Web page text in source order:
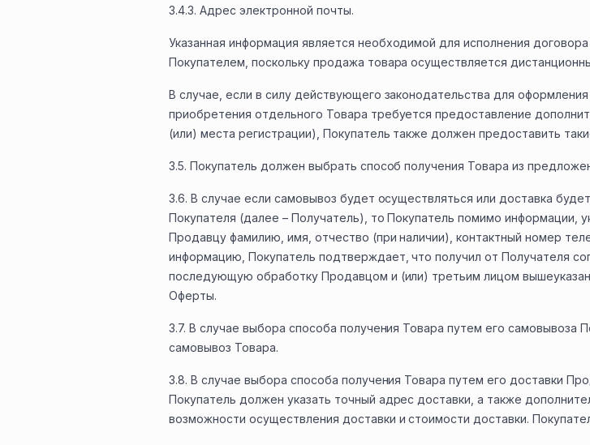
3.4.3. Адрес электронной почты.
Указанная информация является необходимой для исполнения
Покупателем, поскольку продажа товара осуществляется
В случае, если в силу действующего законодательства для
приобретения отдельного Товара требуется предоставление
(или) места регистрации), Покупатель также должен предоставить
3.5. Покупатель должен выбрать способ получения Товара из
3.6. В случае если самовывоз будет осуществляться или доставка
Покупателя (далее – Получатель), то Покупатель помимо информации,
Продавцу фамилию, имя, отчество (при наличии), контактный номер
информацию, Покупатель подтверждает, что получил от Получателя
последующую обработку Продавцом и (или) третьим лицом
Оферты.
3.7. В случае выбора способа получения Товара путем его самовывоза
самовывоз Товара.
3.8. В случае выбора способа получения Товара путем его доставки
Покупатель должен указать точный адрес доставки, а также
возможности осуществления доставки и стоимости доставки.